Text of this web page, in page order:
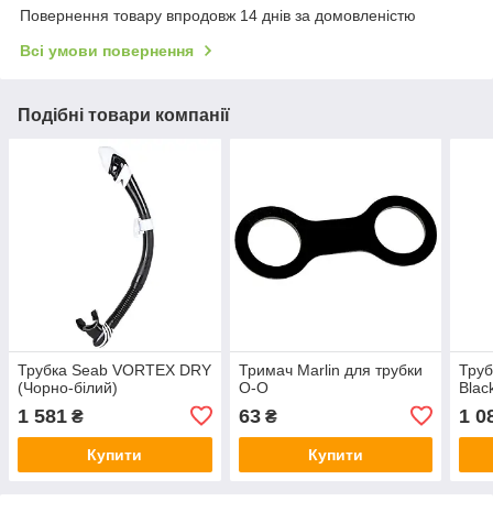
Повернення товару впродовж 14 днів за домовленістю
Всі умови повернення
Подібні товари компанії
Трубка Seab VORTEX DRY
(Чорно-білий)
1 581 ₴
Купити
Тримач Marlin для трубки
O-O
63₴
Купити
1